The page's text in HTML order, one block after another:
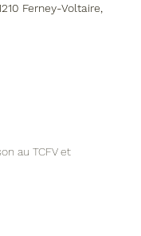
Ferney-Voltaire,
au TCFV et